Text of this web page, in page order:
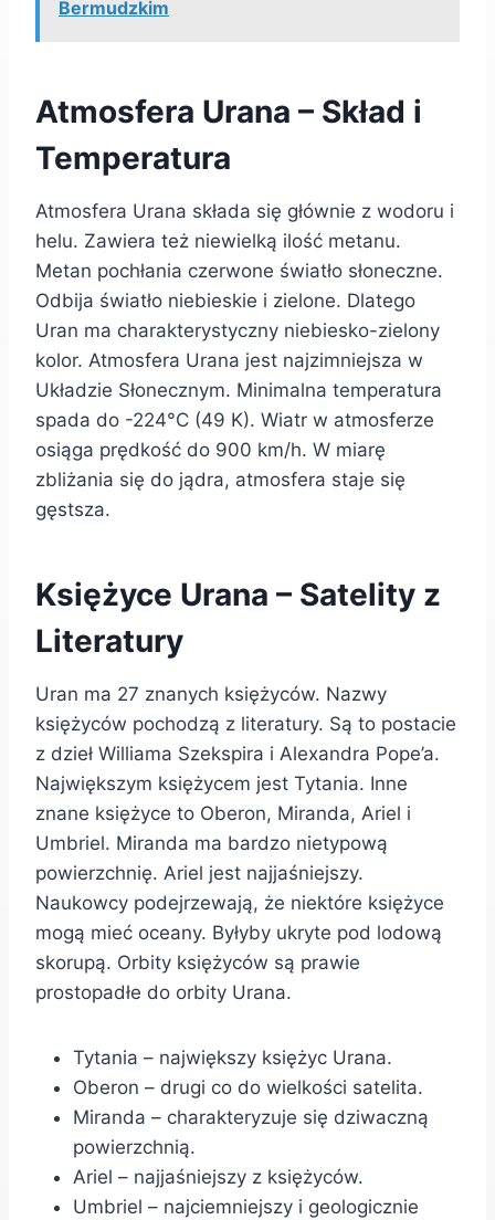
Bermudzkim
Atmosfera Urana – Skład i
Temperatura
Atmosfera Urana składa się głównie z wodoru i
helu. Zawiera też niewielką ilość metanu.
Metan pochłania czerwone światło słoneczne.
Odbija światło niebieskie i zielone. Dlatego
Uran ma charakterystyczny niebiesko-zielony
kolor. Atmosfera Urana jest najzimniejsza w
Układzie Słonecznym. Minimalna temperatura
spada do -224°C (49 K). Wiatr w atmosferze
osiąga prędkość do 900 km/h. W miarę
zbliżania się do jądra, atmosfera staje się
gęstsza.
Księżyce Urana – Satelity z
Literatury
Uran ma 27 znanych księżyców. Nazwy
księżyców pochodzą z literatury. Są to postacie
z dzieł Williama Szekspira i Alexandra Pope’a.
Największym księżycem jest Tytania. Inne
znane księżyce to Oberon, Miranda, Ariel i
Umbriel. Miranda ma bardzo nietypową
powierzchnię. Ariel jest najjaśniejszy.
Naukowcy podejrzewają, że niektóre księżyce
mogą mieć oceany. Byłyby ukryte pod lodową
skorupą. Orbity księżyców są prawie
prostopadłe do orbity Urana.
Tytania – największy księżyc Urana.
Oberon – drugi co do wielkości satelita.
Miranda – charakteryzuje się dziwaczną
powierzchnią.
Ariel – najjaśniejszy z księżyców.
Umbriel – najciemniejszy i geologicznie